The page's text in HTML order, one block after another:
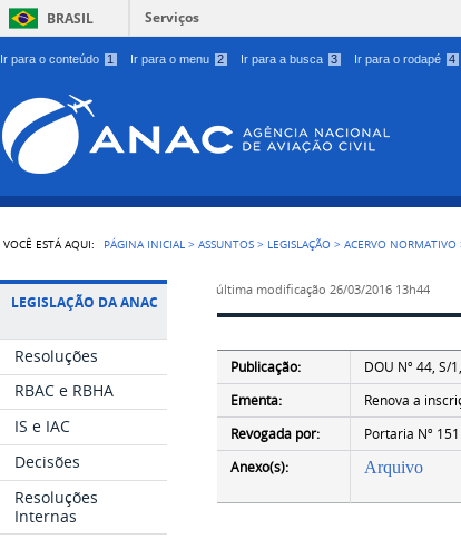
Ir para o conteúdo 1 Ir para o menu 2 Ir para a busca 3 Ir para o rodapé 4
BRASIL Serviços
VOCÊ ESTÁ AQUI: PÁGINA INICIAL >ASSUNTOS > LEGISLAÇÃO >ACERVO NORMATIVO
LEGISLAÇÃO DA ANAC
Resoluções
RBAC e RBHA
IS e IAC
Decisões
Resoluções
Internas
última modificação 26/03/2016 13h44
Publicação:
DOU Nº 44,
Ementa:
Renova a
Revogada por:
Portaria Nº
Anexo(s):
Arquivo